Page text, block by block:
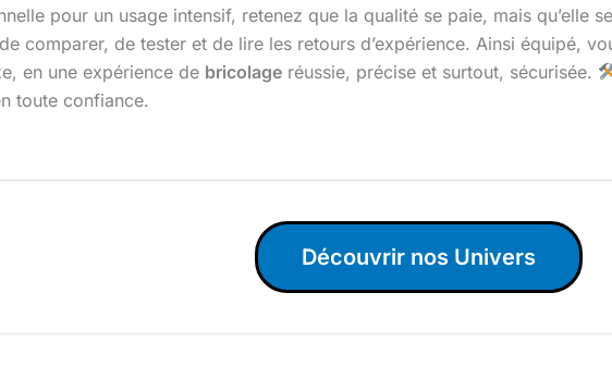
pour un usage intensif, retenez que la qualité se paie, mais qu’elle
comparer, de tester et de lire les retours d’expérience. Ainsi équipé,
en une expérience de bricolage réussie, précise et surtout, sécurisée.
toute confiance.
Découvrir nos Univers